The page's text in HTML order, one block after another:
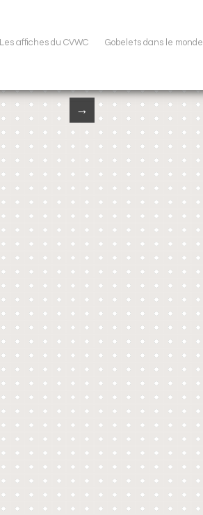
Les affiches du CVWC Gobelets dans le monde
→